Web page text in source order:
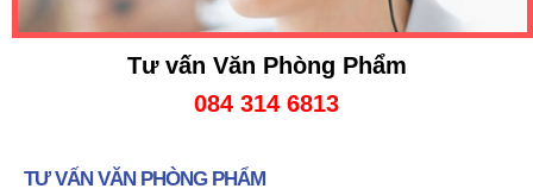
Tư vấn Văn Phòng Phẩm
084 314 6813
TƯ VẤN VĂN PHÒNG PHẨM